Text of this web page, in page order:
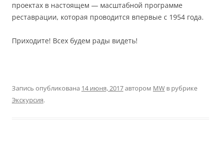
проектах в настоящем — масштабной программе
реставрации, которая проводится впервые с 1954 года.
Приходите! Всех будем рады видеть!
Запись опубликована 14 июня, 2017автором MW в рубрике
Экскурсия.